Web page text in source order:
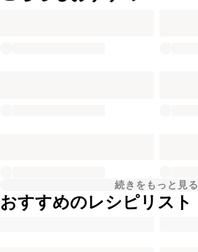
続きをもっと見る
おすすめのレシピリスト